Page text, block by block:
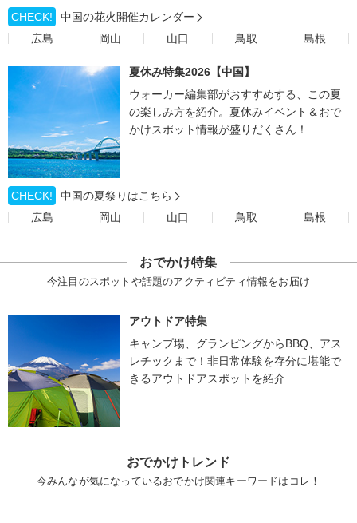
CHECK!
中国の花火開催カレンダー
広島
岡山 山口 鳥取 島根
夏休み特集2026【中国】
ウォーカー編集部がおすすめする、この夏
の楽しみ方を紹介。夏休みイベント＆おで
かけスポット情報が盛りだくさん！
CHECK!
中国の夏祭りはこちら
広島
岡山 山口 鳥取 島根
おでかけ特集
今注目のスポットや話題のアクティビティ情報をお届け
アウトドア特集
キャンプ場、グランピングからBBQ、アス
レチックまで！非日常体験を存分に堪能で
きるアウトドアスポットを紹介
おでかけトレンド
今みんなが気になっているおでかけ関連キーワードはコレ！